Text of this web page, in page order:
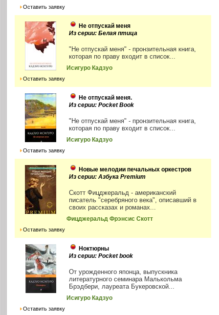
Оставить заявку
Не отпускай меня
Из серии: Белая птица
"Не отпускай меня" - пронзительная книга,
которая по праву входит в список...
Исигуро Кадзуо
Оставить заявку
Не отпускай меня.
Из серии: Pocket Book
"Не отпускай меня" - пронзительная книга,
которая по праву входит в список...
Исигуро Кадзуо
Оставить заявку
Новые мелодии печальных оркестров
Из серии: Азбука Premium
Скотт Фицджеральд - американский
писатель "серебряного века", описавший в
своих рассказах и романах...
Фицджеральд Фрэнсис Скотт
Оставить заявку
Ноктюрны
Из серии: Pocket book
От урожденного японца, выпускника
литературного семинара Малькольма
Брэдбери, лауреата Букеровской...
Исигуро Кадзуо
Оставить заявку